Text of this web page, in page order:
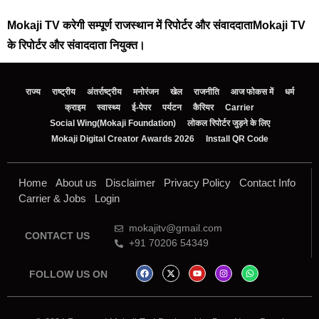
Mokaji TV करेगी सम्पूर्ण राजस्थान में रिपोर्टर और संवाददाताMokaji TV
के रिपोर्टर और संवाददाता नियुक्त।
राज्य राष्ट्रीय अंतर्राष्ट्रीय मनोरंजन खेल राजनीति आज फोकस में
धर्म
क्राइम
स्वास्थ्य ई-पेपर पर्यटन कैरियर
Carrier
Social Wing(Mokaji Foundation)
लोकल रिपोर्टर जुड़ने के लिए
Mokaji Digital Creator Awards 2026
Install QR Code
Home About us Disclaimer Privacy Policy
Contact Info
Carrier & Jobs
Login
CONTACT US
mokajitv@gmail.com
+91 70206 54349
FOLLOW US ON